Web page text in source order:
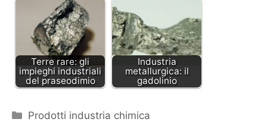
Terre rare: gli
impieghi industriali
del praseodimio
Industria
metallurgica: il
gadolinio
Categorie
Prodotti industria chimica